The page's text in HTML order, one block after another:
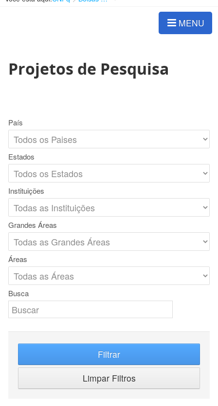
MENU
Projetos de Pesquisa
País
Estados
Instituições
Grandes Áreas
Áreas
Busca
Filtrar
Limpar Filtros